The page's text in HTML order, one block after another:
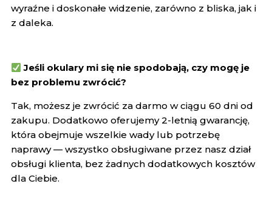
wyraźne i doskonałe widzenie, zarówno z bliska, jak i
z daleka.
Jeśli okulary mi się nie spodobają, czy mogę je
bez problemu zwrócić?
Tak, możesz je zwrócić za darmo w ciągu 60 dni od
zakupu. Dodatkowo oferujemy 2-letnią gwarancję,
która obejmuje wszelkie wady lub potrzebę
naprawy — wszystko obsługiwane przez nasz dział
obsługi klienta, bez żadnych dodatkowych kosztów
dla Ciebie.